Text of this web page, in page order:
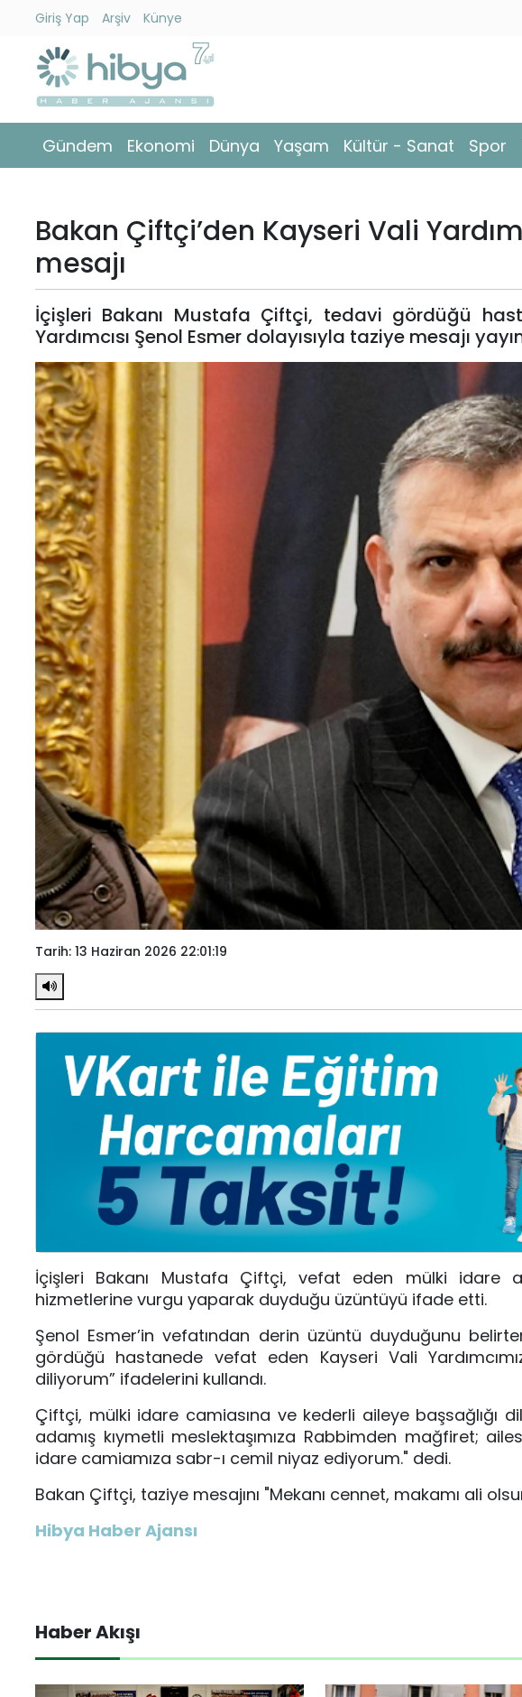
Giriş Yap Arşiv Künye
Gündem Ekonomi Dünya Yaşam Kültür - Sanat Spor
Gündem
Ekonomi
Yaşam
Kültür
Sanat
Spor
Teknoloji
Sektörel
Arşiv
Künye
Giriş
Yap
Bakan Çiftçi’den Kayseri Vali
mesajı
İçişleri Bakanı Mustafa Çiftçi, tedavi gördüğü
Yardımcısı Şenol Esmer dolayısıyla taziye mesajı
Tarih: 13 Haziran 2026 22:01:19
İçişleri Bakanı Mustafa Çiftçi, vefat eden mülki idare
hizmetlerine vurgu yaparak duyduğu üzüntüyü ifade etti.
Şenol Esmer’in vefatından derin üzüntü duyduğunu
gördüğü hastanede vefat eden Kayseri Vali
diliyorum” ifadelerini kullandı.
Çiftçi, mülki idare camiasına ve kederli aileye başsağlığı
adamış kıymetli meslektaşımıza Rabbimden mağfiret;
idare camiamıza sabr-ı cemil niyaz ediyorum." dedi.
Bakan Çiftçi, taziye mesajını "Mekanı cennet, makamı ali
Hibya Haber Ajansı
Haber Akışı